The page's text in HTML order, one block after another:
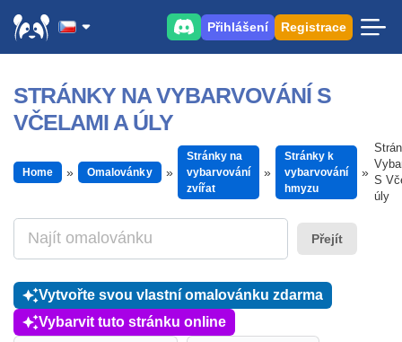
Přihlášení Registrace
STRÁNKY NA VYBARVOVÁNÍ S
VČELAMI A ÚLY
Home Omalovánky
Stránky na
vybarvování
zvířat
Stránky k
vybarvování
hmyzu
S
úly
Přejít
Vytvořte svou vlastní omalovánku zdarma
Vybarvit tuto stránku online